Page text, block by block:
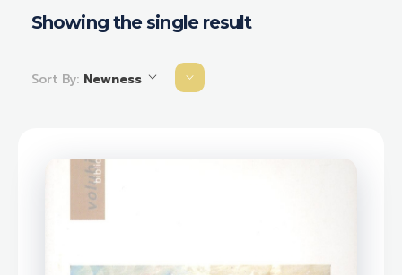
Showing the single result
Sort By: Newness